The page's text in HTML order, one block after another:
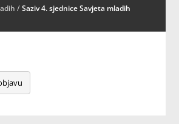
/Saziv 4. sjednice Savjeta mladih